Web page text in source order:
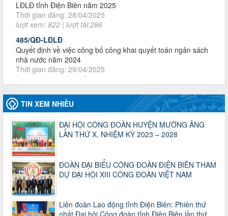
485/QĐ-LĐLĐ
Quyết định về việc công bố công khai quyết toán ngân sách
nhà nước năm 2024
Thời gian đăng: 29/04/2025
lượt xem: 919 | lượt tải:257
2930/TLĐ-TC
Công văn số 2930/TLĐ-TC, ngày 31/12/2024 của Tổng
LĐLĐ Việt Nam về việc quy định tỷ lệ phân phối tự động
Công đoàn năm 2025
Thời gian đăng: 06/01/2025
lượt xem: 1067 | lượt tải:438
47-TTCĐ/BTGTU
Thông tin chuyên đề: Một số nôi dung về sắp xếp tổ chức bộ
máy của hệ thống chính trị tinh gọn, hoạt động hiệu lực, hiệu
quả
Thời gian đăng: 25/12/2024
lượt xem: 1226 | lượt tải:339
37/HD-TLĐ
Hướng dẫn Công đoàn với việc tổ chức và hoạt động của
TIN XEM NHIỀU
ĐẠI HỘI CÔNG ĐOÀN HUYỆN MƯỜNG ẢNG
LẦN THỨ X, NHIỆM KỲ 2023 – 2028
ĐOÀN ĐẠI BIỂU CÔNG ĐOÀN ĐIỆN BIÊN THAM
DỰ ĐẠI HỘI XIII CÔNG ĐOÀN VIỆT NAM
Liên đoàn Lao động tỉnh Điện Biên: Phiên thứ
nhất Đại hội Công đoàn tỉnh Điện Biên lần thứ